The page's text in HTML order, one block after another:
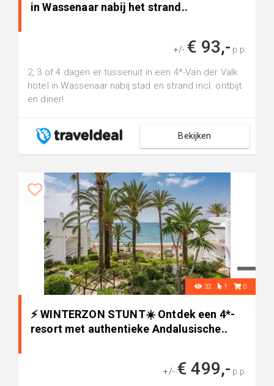
in Wassenaar nabij het strand..
+/- € 93,- p.p.
2, 3 of 4 dagen er tussenuit in een 4*-Van der Valk
hotel in Wassenaar nabij stad en strand incl. ontbijt
en diner!
Bekijken
32 1 0
⚡️ WINTERZON STUNT☀️ Ontdek een 4*-
resort met authentieke Andalusische..
+/- € 499,- p.p.